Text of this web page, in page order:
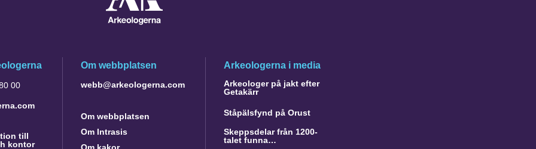
00
till
kontor
Om webbplatsen
webb@arkeologerna.com
Om webbplatsen
Om Intrasis
Arkeologerna i media
Arkeologer på jakt efter
Getakärr
Ståpälsfynd på Orust
Skeppsdelar från 1200-
talet funna…